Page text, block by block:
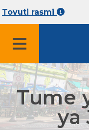
Tovuti rasmi
Tume
ya